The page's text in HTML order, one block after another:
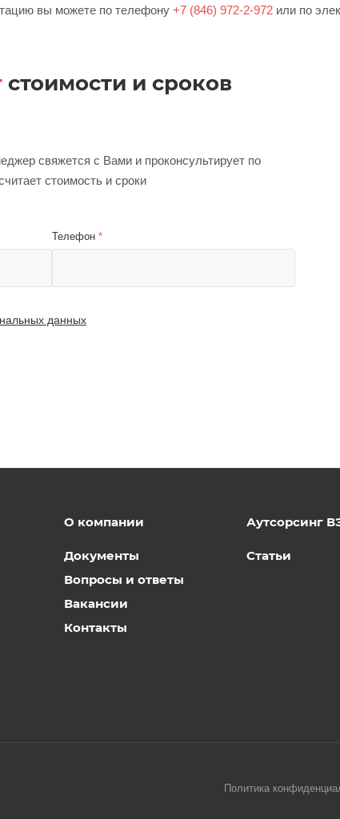
вы можете по телефону +7 (846) 972-2-972 или по
стоимости и сроков
свяжется с Вами и проконсультирует по
стоимость и сроки
Телефон *
данных
О компании
Документы
Вопросы и ответы
Вакансии
Контакты
Аутсорсинг
Статьи
Политика